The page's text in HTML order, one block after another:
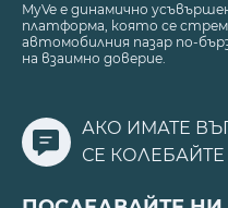
MyVe е динамично
платформа, която се
автомобилния пазар по-
на взаимно доверие.
АКО ИМАТЕ
СЕ